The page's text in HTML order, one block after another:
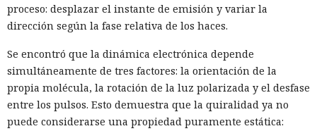
proceso: desplazar el instante de emisión y variar la
dirección según la fase relativa de los haces.
Se encontró que la dinámica electrónica depende
simultáneamente de tres factores: la orientación de la
propia molécula, la rotación de la luz polarizada y el desfase
entre los pulsos. Esto demuestra que la quiralidad ya no
puede considerarse una propiedad puramente estática: